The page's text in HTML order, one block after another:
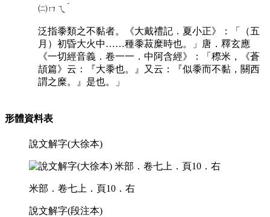
㈡ㄇㄟ ˊ
泛指黍類之不黏者。《大戴禮記．夏小正》：「（五
月）初昏大火中……種黍菽糜時也。」唐．釋玄應
《一切經音義．卷一一．中阿含經》：「穄米，《蒼
頡篇》云：『大黍也。』又云：『似黍而不黏，關西
謂之糜。』是也。」
形體資料表
說文解字(大徐本)
米部．卷七上．頁10．右
說文解字(段注本)